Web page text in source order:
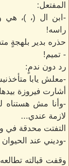
المفتعل:
-ابن ال (، )، هي
راسه!
حذره بدير بلهجةٍ
- تميم!
رد دون ندمٍ:
-معلش يابا
أشارت فيروزة
-وأنا مش هستناه
لازمة عندي...
التفتت محدقة في
-وديني عند
وقفت قبالته